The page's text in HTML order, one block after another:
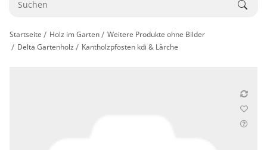
Startseite Holz im Garten
Weitere Produkte ohne Bilder
Delta Gartenholz
Kantholzpfosten kdi & Lärche